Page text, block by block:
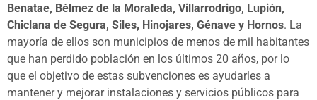
Benatae, Bélmez de la Moraleda, Villarrodrigo, Lupión,
Chiclana de Segura, Siles, Hinojares, Génave y Hornos. La
mayoría de ellos son municipios de menos de mil habitantes
que han perdido población en los últimos 20 años, por lo
que el objetivo de estas subvenciones es ayudarles a
mantener y mejorar instalaciones y servicios públicos para